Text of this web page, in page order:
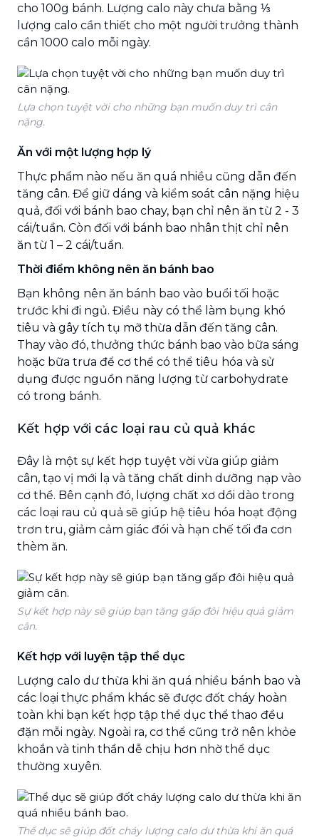
cho 100g bánh. Lượng calo này chưa bằng ⅓
lượng calo cần thiết cho một người trưởng thành
cần 1000 calo mỗi ngày.
Lựa chọn tuyệt vời cho những bạn muốn duy trì cân
nặng.
Ăn với một lượng hợp lý
Thực phẩm nào nếu ăn quá nhiều cũng dẫn đến
tăng cân. Để giữ dáng và kiểm soát cân nặng hiệu
quả, đối với bánh bao chay, bạn chỉ nên ăn từ 2 - 3
cái/tuần. Còn đối với bánh bao nhân thịt chỉ nên
ăn từ 1 – 2 cái/tuần.
Thời điểm không nên ăn bánh bao
Bạn không nên ăn bánh bao vào buổi tối hoặc
trước khi đi ngủ. Điều này có thể làm bụng khó
tiêu và gây tích tụ mỡ thừa dẫn đến tăng cân.
Thay vào đó, thưởng thức bánh bao vào bữa sáng
hoặc bữa trưa để cơ thể có thể tiêu hóa và sử
dụng được nguồn năng lượng từ carbohydrate
có trong bánh.
Kết hợp với các loại rau củ quả khác
Đây là một sự kết hợp tuyệt vời vừa giúp giảm
cân, tạo vị mới lạ và tăng chất dinh dưỡng nạp vào
cơ thể. Bên cạnh đó, lượng chất xơ dồi dào trong
các loại rau củ quả sẽ giúp hệ tiêu hóa hoạt động
trơn tru, giảm cảm giác đói và hạn chế tối đa cơn
thèm ăn.
Sự kết hợp này sẽ giúp bạn tăng gấp đôi hiệu quả giảm
cân.
Kết hợp với luyện tập thể dục
Lượng calo dư thừa khi ăn quá nhiều bánh bao và
các loại thực phẩm khác sẽ được đốt cháy hoàn
toàn khi bạn kết hợp tập thể dục thể thao đều
đặn mỗi ngày. Ngoài ra, cơ thể cũng trở nên khỏe
khoắn và tinh thần dễ chịu hơn nhờ thể dục
thường xuyên.
Thể dục sẽ giúp đốt cháy lượng calo dư thừa khi ăn quá